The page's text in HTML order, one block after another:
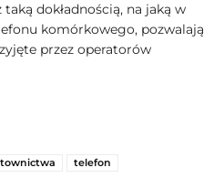
dokładnością, na jaką w
komórkowego, pozwalają
przez operatorów
telefon